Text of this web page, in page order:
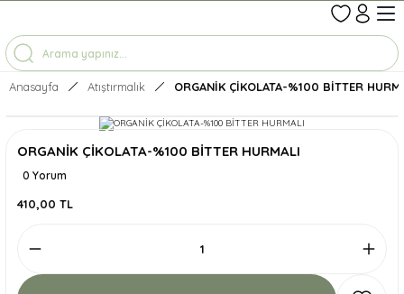
Anasayfa Atıştırmalık ORGANİK ÇİKOLATA-%100 BİTTER
ORGANİK ÇİKOLATA-%100 BİTTER HURMALI
0 Yorum
410,00 TL